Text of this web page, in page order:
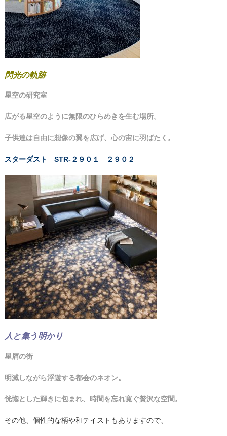
閃光の軌跡
星空の研究室
広がる星空のように無限のひらめきを生む場所。
子供達は自由に想像の翼を広げ、心の宙に羽ばたく。
スターダスト STR-２９０１ ２９０２
人と集う明かり
星屑の街
明滅しながら浮遊する都会のネオン。
恍惚とした輝きに包まれ、時間を忘れ寛ぐ贅沢な空間。
その他、個性的な柄や和テイストもありますので、